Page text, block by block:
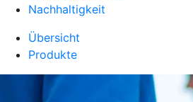
Nachhaltigkeit
Übersicht
Produkte